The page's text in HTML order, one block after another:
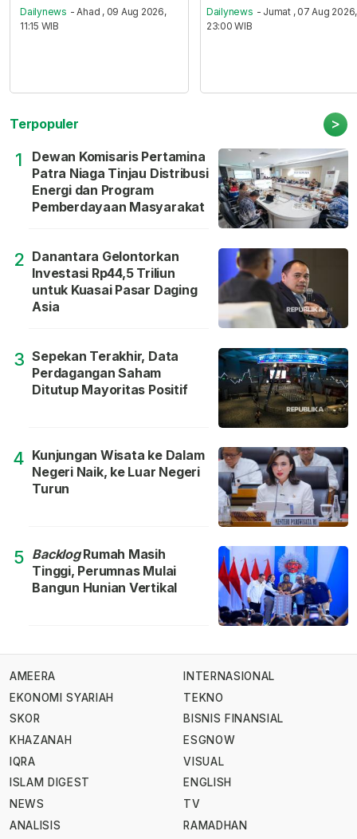
Dailynews - Ahad , 09 Aug 2026,
11:15 WIB
Dailynews - Jumat , 07 Aug 2026,
23:00 WIB
Terpopuler >
1
Dewan Komisaris Pertamina
Patra Niaga Tinjau Distribusi
Energi dan Program
Pemberdayaan Masyarakat
2 Danantara Gelontorkan
Investasi Rp44,5 Triliun
untuk Kuasai Pasar Daging
Asia
3 Sepekan Terakhir, Data
Perdagangan Saham
Ditutup Mayoritas Positif
4 Kunjungan Wisata ke Dalam
Negeri Naik, ke Luar Negeri
Turun
5 BacklogRumah Masih
Tinggi, Perumnas Mulai
Bangun Hunian Vertikal
AMEERA
EKONOMI SYARIAH
SKOR
KHAZANAH
IQRA
ISLAM DIGEST
NEWS
ANALISIS
INTERNASIONAL
TEKNO
BISNIS FINANSIAL
ESGNOW
VISUAL
ENGLISH
TV
RAMADHAN